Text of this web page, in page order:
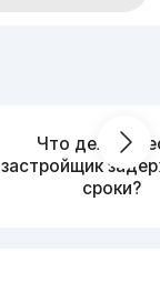
Что делать,
застройщик
сроки?